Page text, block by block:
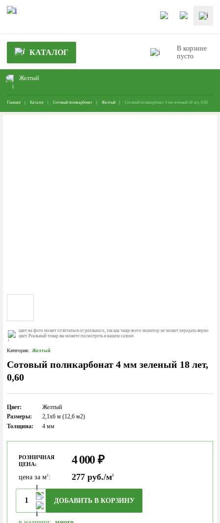
КАТАЛОГ
В корзине
пусто
Желтый
Главная Каталог Сотовый поликарбонат Желтый Сотовый поликарбонат 4 мм зеленый 18 лет, 0,60
цвет на фото может отличаться от реального, так как чаще всего монитор не может передать верно
цвет. Реальный товар вы можете посмотреть в нашем салоне.
Категория: Желтый
Сотовый поликарбонат 4 мм зеленый 18 лет,
0,60
Цвет:
Желтый
Размеры:
2,1х6 м (12,6 м2)
Толщина:
4 мм
РОЗНИЧНАЯ
ЦЕНА:
4 000₽
цена за м2 : 277 руб./м2
ДОБАВИТЬ В КОРЗИНУ